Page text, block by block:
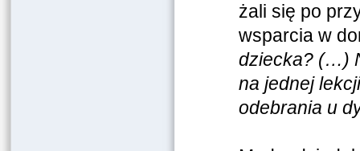
żali się po
wsparcia w
dziecka? (…)
na jednej
odebrania u